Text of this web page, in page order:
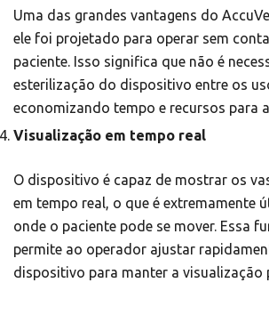
Uma das grandes vantagens do
ele foi projetado para operar sem
paciente. Isso significa que não é
esterilização do dispositivo entre os
economizando tempo e recursos para
Visualização em tempo real
O dispositivo é capaz de mostrar os
em tempo real, o que é extremamente
onde o paciente pode se mover. Essa
permite ao operador ajustar
dispositivo para manter a visualização